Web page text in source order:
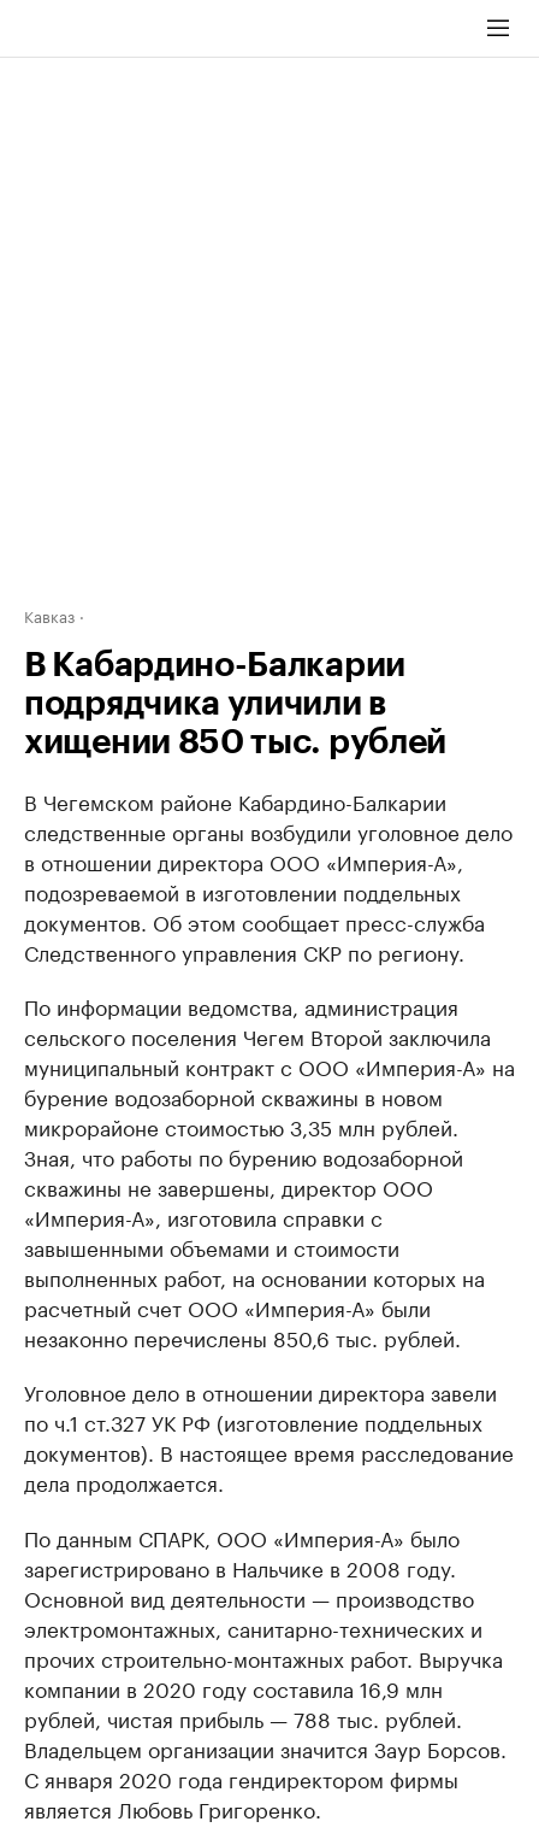
Кавказ
В Кабардино-Балкарии
подрядчика уличили в
хищении 850 тыс. рублей
В Чегемском районе Кабардино-Балкарии
следственные органы возбудили уголовное дело
в отношении директора ООО «Империя-А»,
подозреваемой в изготовлении поддельных
документов. Об этом сообщает пресс-служба
Следственного управления СКР по региону.
По информации ведомства, администрация
сельского поселения Чегем Второй заключила
муниципальный контракт с ООО «Империя-А» на
бурение водозаборной скважины в новом
микрорайоне стоимостью 3,35 млн рублей.
Зная, что работы по бурению водозаборной
скважины не завершены, директор ООО
«Империя-А», изготовила справки с
завышенными объемами и стоимости
выполненных работ, на основании которых на
расчетный счет ООО «Империя-А» были
незаконно перечислены 850,6 тыс. рублей.
Уголовное дело в отношении директора завели
по ч.1 ст.327 УК РФ (изготовление поддельных
документов). В настоящее время расследование
дела продолжается.
По данным СПАРК, ООО «Империя-А» было
зарегистрировано в Нальчике в 2008 году.
Основной вид деятельности — производство
электромонтажных, санитарно-технических и
прочих строительно-монтажных работ. Выручка
компании в 2020 году составила 16,9 млн
рублей, чистая прибыль — 788 тыс. рублей.
Владельцем организации значится Заур Борсов.
С января 2020 года гендиректором фирмы
является Любовь Григоренко.